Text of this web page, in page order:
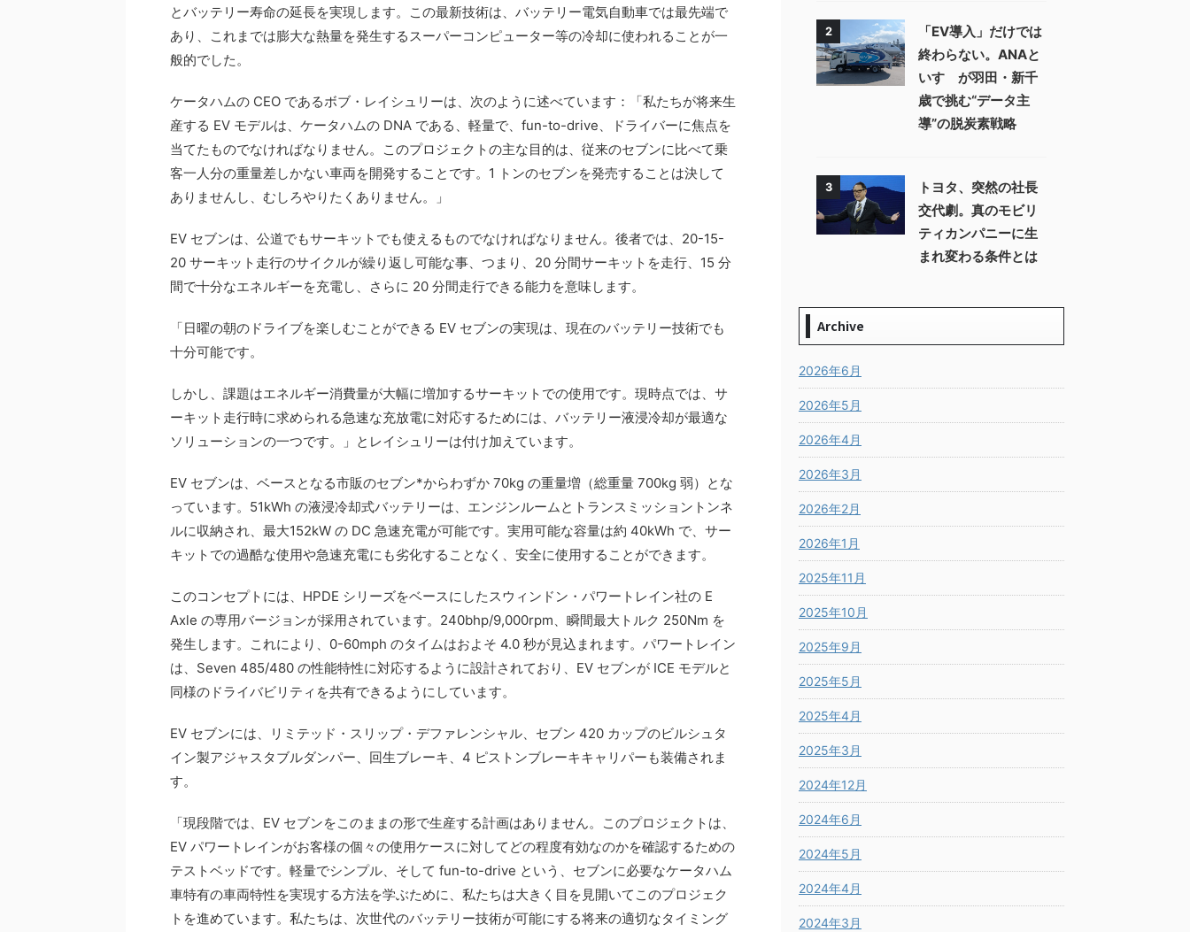
とバッテリー寿命の延長を実現します。この最新技術は、バッテリー電気自動車では最先端で
あり、これまでは膨大な熱量を発生するスーパーコンピューター等の冷却に使われることが一
般的でした。
ケータハムの CEO であるボブ・レイシュリーは、次のように述べています：「私たちが将来生
産する EV モデルは、ケータハムの DNA である、軽量で、fun-to-drive、ドライバーに焦点を
当てたものでなければなりません。このプロジェクトの主な目的は、従来のセブンに比べて乗
客一人分の重量差しかない車両を開発することです。1 トンのセブンを発売することは決して
ありませんし、むしろやりたくありません。」
EV セブンは、公道でもサーキットでも使えるものでなければなりません。後者では、20-15-
20 サーキット走行のサイクルが繰り返し可能な事、つまり、20 分間サーキットを走行、15 分
間で十分なエネルギーを充電し、さらに 20 分間走行できる能力を意味します。
「日曜の朝のドライブを楽しむことができる EV セブンの実現は、現在のバッテリー技術でも
十分可能です。
しかし、課題はエネルギー消費量が大幅に増加するサーキットでの使用です。現時点では、サ
ーキット走行時に求められる急速な充放電に対応するためには、バッテリー液浸冷却が最適な
ソリューションの一つです。」とレイシュリーは付け加えています。
EV セブンは、ベースとなる市販のセブン*からわずか 70kg の重量増（総重量 700kg 弱）とな
っています。51kWh の液浸冷却式バッテリーは、エンジンルームとトランスミッショントンネ
ルに収納され、最大152kW の DC 急速充電が可能です。実用可能な容量は約 40kWh で、サー
キットでの過酷な使用や急速充電にも劣化することなく、安全に使用することができます。
このコンセプトには、HPDE シリーズをベースにしたスウィンドン・パワートレイン社の E
Axle の専用バージョンが採用されています。240bhp/9,000rpm、瞬間最大トルク 250Nm を
発生します。これにより、0-60mph のタイムはおよそ 4.0 秒が見込まれます。パワートレイン
は、Seven 485/480 の性能特性に対応するように設計されており、EV セブンが ICE モデルと
同様のドライバビリティを共有できるようにしています。
EV セブンには、リミテッド・スリップ・デファレンシャル、セブン 420 カップのビルシュタ
イン製アジャスタブルダンパー、回生ブレーキ、4 ピストンブレーキキャリパーも装備されま
す。
「現段階では、EV セブンをこのままの形で生産する計画はありません。このプロジェクトは、
EV パワートレインがお客様の個々の使用ケースに対してどの程度有効なのかを確認するための
テストベッドです。軽量でシンプル、そして fun-to-drive という、セブンに必要なケータハム
車特有の車両特性を実現する方法を学ぶために、私たちは大きく目を見開いてこのプロジェク
トを進めています。私たちは、次世代のバッテリー技術が可能にする将来の適切なタイミング
2
「EV導入」だけでは
終わらない。ANAと
いすゞが羽田・新千
歳で挑む“データ主
導”の脱炭素戦略
3
トヨタ、突然の社長
交代劇。真のモビリ
ティカンパニーに生
まれ変わる条件とは
Archive
2026年6月
2026年5月
2026年4月
2026年3月
2026年2月
2026年1月
2025年11月
2025年10月
2025年9月
2025年5月
2025年4月
2025年3月
2024年12月
2024年6月
2024年5月
2024年4月
2024年3月